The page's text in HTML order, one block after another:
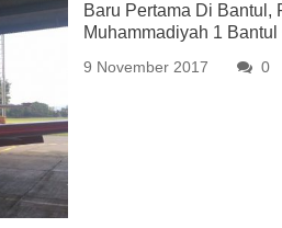
Baru Pertama Di Bantul,
Muhammadiyah 1
9 November 2017 0